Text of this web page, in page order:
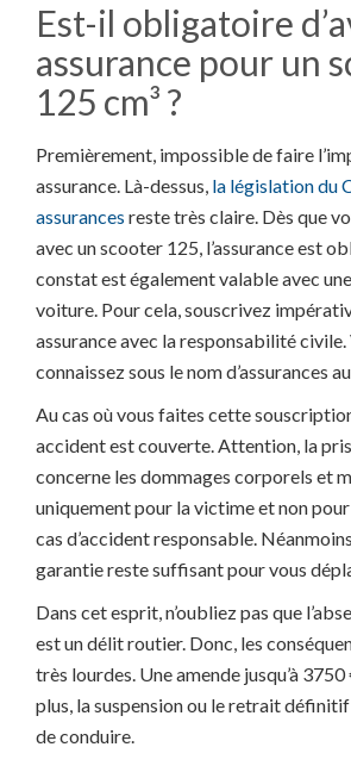
Est-il obligatoire
assurance pour un
125 cm³ ?
Premièrement, impossible de faire
assurance. Là-dessus, la législation du
assurances reste très claire. Dès que
avec un scooter 125, l’assurance est
constat est également valable avec
voiture. Pour cela, souscrivez
assurance avec la responsabilité civile.
connaissez sous le nom d’assurances
Au cas où vous faites cette
accident est couverte. Attention, la
concerne les dommages corporels et
uniquement pour la victime et non
cas d’accident responsable.
garantie reste suffisant pour vous
Dans cet esprit, n’oubliez pas que
est un délit routier. Donc, les
très lourdes. Une amende jusqu’à 3750
plus, la suspension ou le retrait
de conduire.